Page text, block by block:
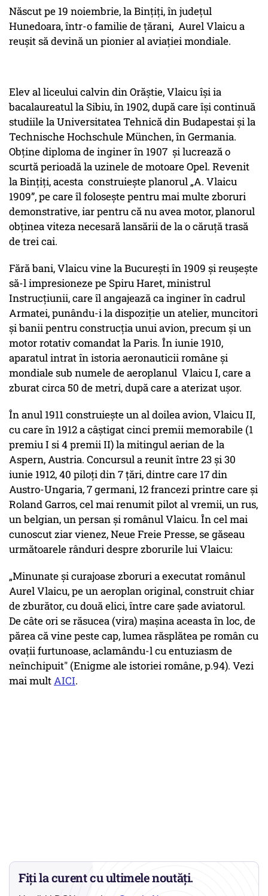
Născut pe 19 noiembrie, la Binţiţi, în judeţul
Hunedoara, într-o familie de ţărani, Aurel Vlaicu a
reușit să devină un pionier al aviaţiei mondiale.
Elev al liceului calvin din Orăştie, Vlaicu îşi ia
bacalaureatul la Sibiu, în 1902, după care își continuă
studiile la Universitatea Tehnică din Budapestai și la
Technische Hochschule München, în Germania.
Obţine diploma de inginer în 1907 şi lucrează o
scurtă perioadă la uzinele de motoare Opel. Revenit
la Binţiţi, acesta construieşte planorul „A. Vlaicu
1909”, pe care îl foloseşte pentru mai multe zboruri
demonstrative, iar pentru că nu avea motor, planorul
obţinea viteza necesară lansării de la o căruţă trasă
de trei cai.
Fără bani, Vlaicu vine la Bucureşti în 1909 şi reuşeşte
să-l impresioneze pe Spiru Haret, ministrul
Instrucţiunii, care îl angajează ca inginer în cadrul
Armatei, punându-i la dispoziţie un atelier, muncitori
şi banii pentru construcţia unui avion, precum şi un
motor rotativ comandat la Paris. În iunie 1910,
aparatul intrat în istoria aeronauticii române şi
mondiale sub numele de aeroplanul Vlaicu I, care a
zburat circa 50 de metri, după care a aterizat uşor.
În anul 1911 construiește un al doilea avion, Vlaicu II,
cu care în 1912 a câștigat cinci premii memorabile (1
premiu I si 4 premii II) la mitingul aerian de la
Aspern, Austria. Concursul a reunit între 23 și 30
iunie 1912, 40 piloți din 7 țări, dintre care 17 din
Austro-Ungaria, 7 germani, 12 francezi printre care și
Roland Garros, cel mai renumit pilot al vremii, un rus,
un belgian, un persan și românul Vlaicu. În cel mai
cunoscut ziar vienez, Neue Freie Presse, se găseau
următoarele rânduri despre zborurile lui Vlaicu:
„Minunate și curajoase zboruri a executat românul
Aurel Vlaicu, pe un aeroplan original, construit chiar
de zburător, cu două elici, între care șade aviatorul.
De câte ori se răsucea (vira) mașina aceasta în loc, de
părea că vine peste cap, lumea răsplătea pe român cu
ovații furtunoase, aclamându-l cu entuziasm de
neînchipuit" (Enigme ale istoriei române, p.94). Vezi
mai multAICI.
Fiți la curent cu ultimele noutăți.